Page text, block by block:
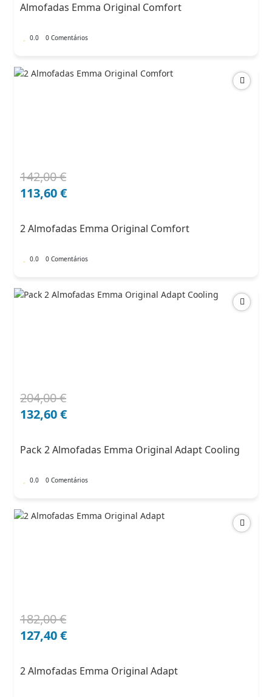
71,00 €.
60,35 €.
Almofadas Emma Original Comfort
0.0 0 Comentários
142,00€
O
preço
142,00 €.
113,60€
O
preço
113,60 €.
2 Almofadas Emma Original Comfort
0.0 0 Comentários
204,00€
O
preço
204,00 €.
132,60€
O
preço
132,60 €.
Pack 2 Almofadas Emma Original Adapt Cooling
0.0 0 Comentários
182,00€
O
preço
182,00 €.
127,40€
O
preço
127,40 €.
2 Almofadas Emma Original Adapt